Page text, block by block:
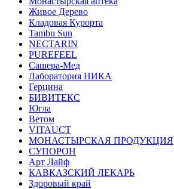
Живое Дерево
Кладовая Курорта
Tambu Sun
NECTARIN
PUREFEEL
Сашера-Мед
Лаборатория НИКА
Герцина
БИВИТЕКС
Югла
Ветом
VITAUCT
МОНАСТЫРСКАЯ ПРОДУКЦИЯ
СУПОРОН
Арт Лайф
КАВКАЗСКИЙ ЛЕКАРЬ
Здоровый край